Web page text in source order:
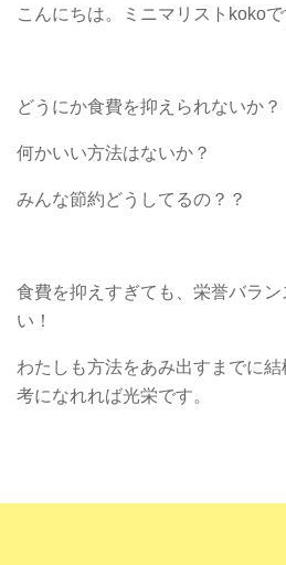
こんにちは。ミニマリストkokoで
どうにか食費を抑えられないか？
何かいい方法はないか？
みんな節約どうしてるの？？
食費を抑えすぎても、栄誉バラ
い！
わたしも方法をあみ出すまでに
考になれれば光栄です。